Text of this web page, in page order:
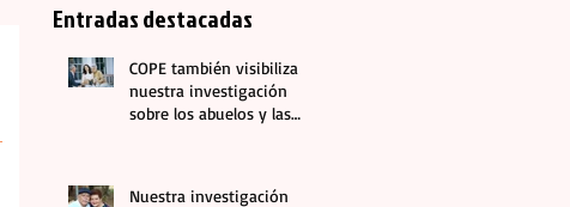
Entradas destacadas
COPE también visibiliza
nuestra investigación
sobre los abuelos y las
Nuestra investigación